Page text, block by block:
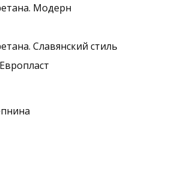
Модерн
Славянский стиль